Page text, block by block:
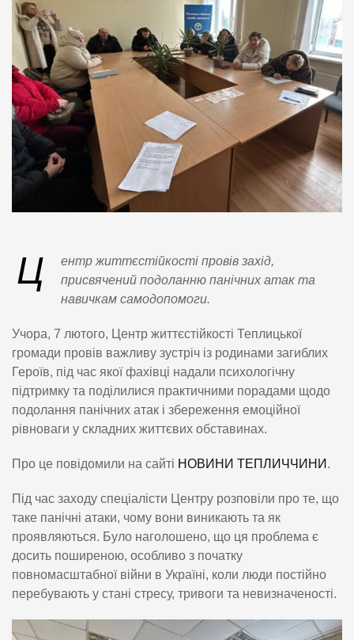
Ц
ентр життєстійкості провів захід,
присвячений подоланню панічних атак та
навичкам самодопомоги.
Учора, 7 лютого, Центр життєстійкості Теплицької
громади провів важливу зустріч із родинами загиблих
Героїв, під час якої фахівці надали психологічну
підтримку та поділилися практичними порадами щодо
подолання панічних атак і збереження емоційної
рівноваги у складних життєвих обставинах.
Про це повідомили на сайті НОВИНИ ТЕПЛИЧЧИНИ .
Під час заходу спеціалісти Центру розповіли про те, що
таке панічні атаки, чому вони виникають та як
проявляються. Було наголошено, що ця проблема є
досить поширеною, особливо з початку
повномасштабної війни в Україні, коли люди постійно
перебувають у стані стресу, тривоги та невизначеності.